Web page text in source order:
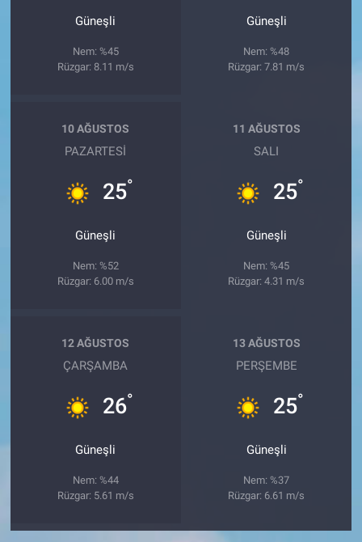
Güneşli
Nem: %45
Rüzgar: 8.11 m/s
Güneşli
Nem: %48
Rüzgar: 7.81 m/s
10 AĞUSTOS
PAZARTESI
25°
Güneşli
Nem: %52
Rüzgar: 6.00 m/s
11 AĞUSTOS
SALI
25°
Güneşli
Nem: %45
Rüzgar: 4.31 m/s
12 AĞUSTOS
ÇARŞAMBA
26°
Güneşli
Nem: %44
Rüzgar: 5.61 m/s
13 AĞUSTOS
PERŞEMBE
25°
Güneşli
Nem: %37
Rüzgar: 6.61 m/s